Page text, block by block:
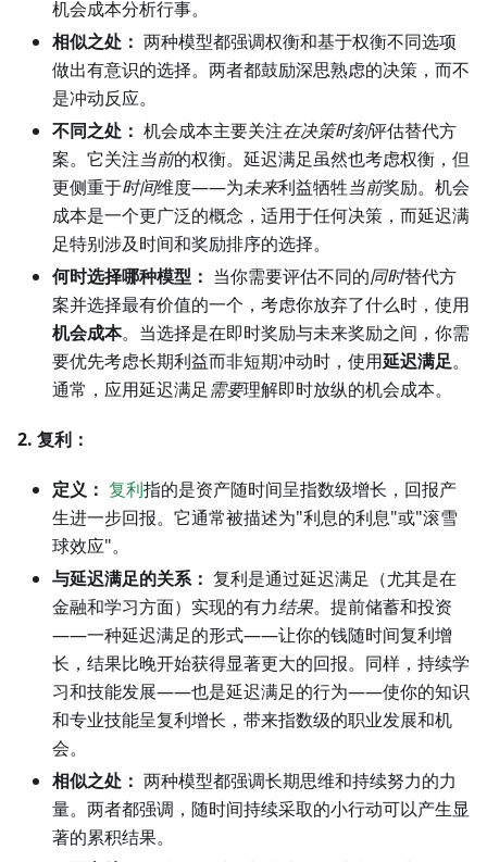
机会成本分析行事。
相似之处： 两种模型都强调权衡和基于权衡不同选项
做出有意识的选择。两者都鼓励深思熟虑的决策，而不
是冲动反应。
不同之处： 机会成本主要关注在决策时刻评估替代方
案。它关注当前的权衡。延迟满足虽然也考虑权衡，但
更侧重于时间维度——为未来利益牺牲当前奖励。机会
成本是一个更广泛的概念，适用于任何决策，而延迟满
足特别涉及时间和奖励排序的选择。
何时选择哪种模型： 当你需要评估不同的同时替代方
案并选择最有价值的一个，考虑你放弃了什么时，使用
机会成本。当选择是在即时奖励与未来奖励之间，你需
要优先考虑长期利益而非短期冲动时，使用延迟满足。
通常，应用延迟满足需要理解即时放纵的机会成本。
2. 复利：
定义： 复利指的是资产随时间呈指数级增长，回报产
生进一步回报。它通常被描述为"利息的利息"或"滚雪
球效应"。
与延迟满足的关系： 复利是通过延迟满足（尤其是在
金融和学习方面）实现的有力结果。提前储蓄和投资
——一种延迟满足的形式——让你的钱随时间复利增
长，结果比晚开始获得显著更大的回报。同样，持续学
习和技能发展——也是延迟满足的行为——使你的知识
和专业技能呈复利增长，带来指数级的职业发展和机
会。
相似之处： 两种模型都强调长期思维和持续努力的力
量。两者都强调，随时间持续采取的小行动可以产生显
著的累积结果。